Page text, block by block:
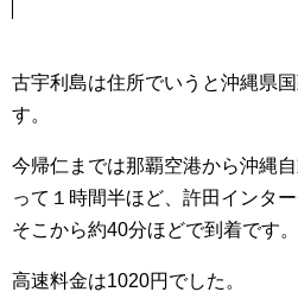
古宇利島は住所でいうと沖縄県
す。
今帰仁までは那覇空港から沖縄
って１時間半ほど、許田インタ
そこから約40分ほどで到着です。
高速料金は1020円でした。